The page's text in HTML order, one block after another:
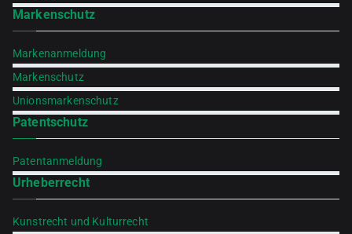
Markenschutz
Markenanmeldung
Markenschutz
Unionsmarkenschutz
Patentschutz
Patentanmeldung
Urheberrecht
Kunstrecht und Kulturrecht